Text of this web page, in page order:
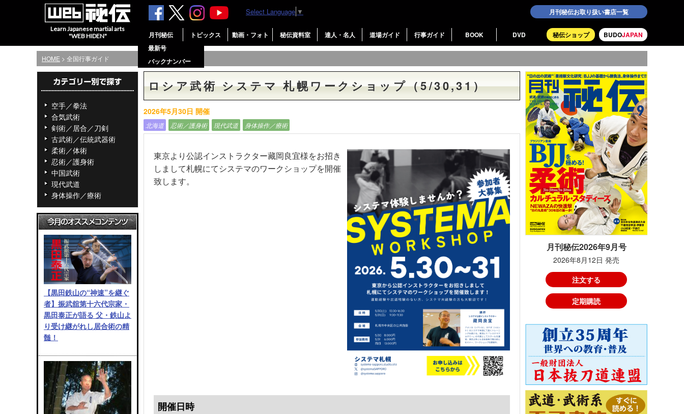
Learn Japanese martial arts
"WEB HIDEN"
月刊秘伝お取り扱い書店一覧
BUDOJAPAN
秘伝ショップ
月刊秘伝
最新号
バックナンバー
トピックス 動画・フォト 秘伝資料室 達人・名人 道場ガイド 行事ガイド BOOK DVD
Select Language ▼
HOME > 全国行事ガイド
空手／拳法
合気武術
剣術／居合／刀剣
古武術／伝統武器術
柔術／体術
忍術／護身術
中国武術
現代武道
身体操作／療術
【黒田鉄山の“神速”を継ぐ
者】振武舘第十六代宗家・
黒田泰正が語る 父・鉄山よ
り受け継がれし居合術の精
髄！
ロシア武術 システマ 札幌ワークショップ（5/30,31）
2026年5月30日 開催
北海道 忍術／護身術 現代武道 身体操作／療術
東京より公認インストラクター藏岡良宜様をお招き
しまして札幌にてシステマのワークショップを開催
致します。
開催日時
月刊秘伝2026年9月号
2026年8月12日 発売
注文する
定期購読